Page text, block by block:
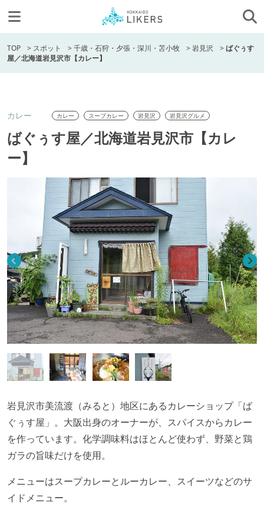
TOP > スポット >千歳・石狩・夕張・深川・苫小牧 >岩見沢 >ばぐぅす
屋／北海道岩見沢市【カレー】
カレー カレー スープカレー 岩見沢 岩見沢グルメ
ばぐぅす屋／北海道岩見沢市【カレ
ー】
岩見沢市美流渡（みると）地区にあるカレーショップ「ば
ぐぅす屋」。大阪出身のオーナーが、スパイスからカレー
を作っています。化学調味料はほとんど使わず、野菜と鶏
ガラの旨味だけを使用。
メニューはスープカレーとルーカレー、スイーツなどのサ
イドメニュー。